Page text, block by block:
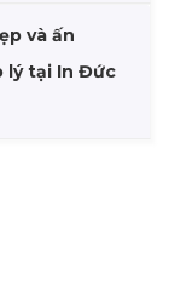
và ấn
lý tại In Đức